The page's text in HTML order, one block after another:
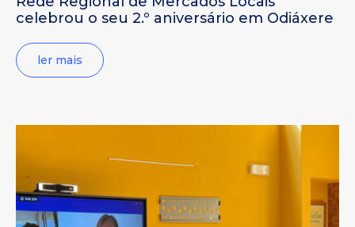
celebrou o seu 2.º aniversário em Odiáxere
ler mais